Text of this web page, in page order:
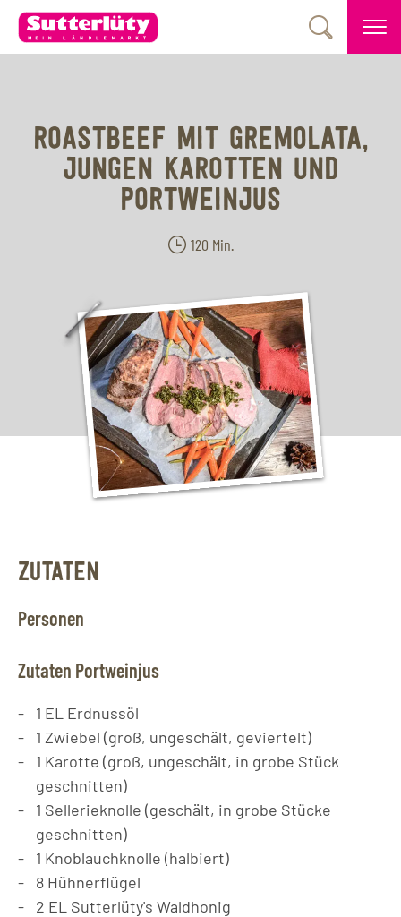
ROASTBEEF MIT GREMOLATA,
JUNGEN KAROTTEN UND
PORTWEINJUS
120 Min.
ZUTATEN
Personen
Zutaten Portweinjus
1 EL Erdnussöl
1 Zwiebel (groß, ungeschält, geviertelt)
1 Karotte (groß, ungeschält, in grobe Stück
geschnitten)
1 Sellerieknolle (geschält, in grobe Stücke
geschnitten)
1 Knoblauchknolle (halbiert)
8 Hühnerflügel
2 EL Sutterlüty's Waldhonig